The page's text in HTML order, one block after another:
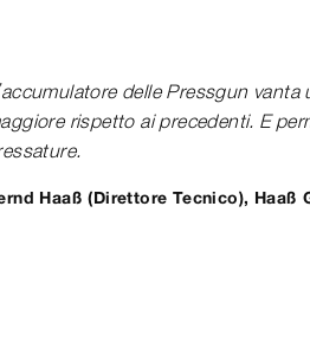
delle Pressgun
rispetto ai precedenti. E
Haaß (Direttore Tecnico), Haaß